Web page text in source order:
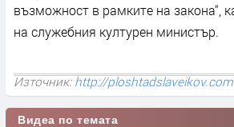
възможност в рамките на закона“,
на служебния културен министър.
Източник:http://ploshtadslaveikov.com
Видеа по темата